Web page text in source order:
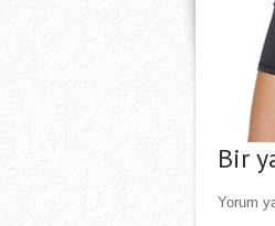
Bir
Yorum